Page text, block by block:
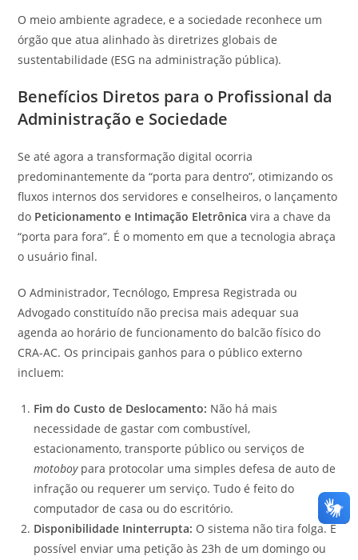
O meio ambiente agradece, e a sociedade reconhece um
órgão que atua alinhado às diretrizes globais de
sustentabilidade (ESG na administração pública).
Benefícios Diretos para o Profissional da
Administração e Sociedade
Se até agora a transformação digital ocorria
predominantemente da “porta para dentro”, otimizando os
fluxos internos dos servidores e conselheiros, o lançamento
do Peticionamento e Intimação Eletrônica vira a chave da
“porta para fora”. É o momento em que a tecnologia abraça
o usuário final.
O Administrador, Tecnólogo, Empresa Registrada ou
Advogado constituído não precisa mais adequar sua
agenda ao horário de funcionamento do balcão físico do
CRA-AC. Os principais ganhos para o público externo
incluem:
Fim do Custo de Deslocamento: Não há mais
necessidade de gastar com combustível,
estacionamento, transporte público ou serviços de
motoboypara protocolar uma simples defesa de auto de
infração ou requerer um serviço. Tudo é feito do
computador de casa ou do escritório.
Disponibilidade Ininterrupta: O sistema não tira folga. É
possível enviar uma petição às 23h de um domingo ou